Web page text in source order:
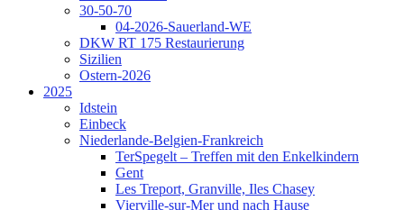
30-50-70
04-2026-Sauerland-WE
DKW RT 175 Restaurierung
Sizilien
Ostern-2026
2025
Idstein
Einbeck
Niederlande-Belgien-Frankreich
TerSpegelt – Treffen mit den Enkelkindern
Gent
Les Treport, Granville, Iles Chasey
Vierville-sur-Mer und nach Hause